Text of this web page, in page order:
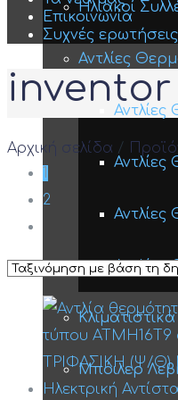
Ηλιακοί
Αντλίες
Αντλίες
Μπόιλερ
Επικοινωνία
Συχνές ερωτήσεις
inventor
Αρχική σελίδα /
Text search
Κατηγορίες
1
2